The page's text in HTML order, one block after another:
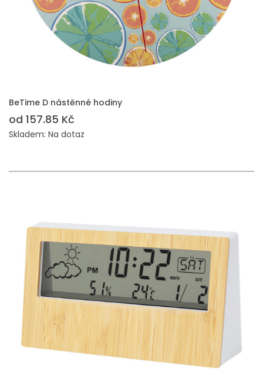
PŘIDAT DO POPTÁVKY
BeTime D nástěnné hodiny
od 157.85 Kč
Skladem: Na dotaz